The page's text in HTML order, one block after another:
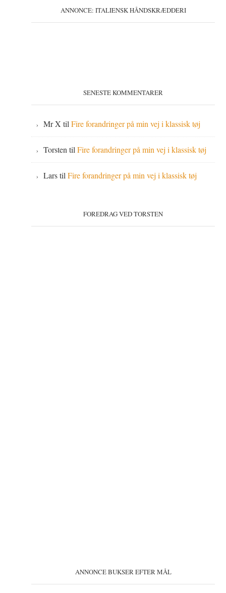
ANNONCE: ITALIENSK HÅNDSKRÆDDERI
SENESTE KOMMENTARER
Mr X tilFire forandringer på min vej i klassisk tøj
Torsten tilFire forandringer på min vej i klassisk tøj
LarstilFire forandringer på min vej i klassisk tøj
FOREDRAG VED TORSTEN
ANNONCE BUKSER EFTER MÅL